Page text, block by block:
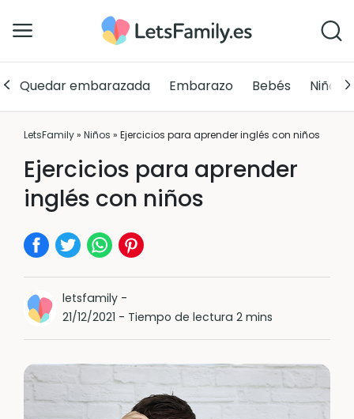
Quedar embarazada Embarazo Bebés Niños
LetsFamily» Niños » Ejercicios para aprender inglés con niños
Ejercicios para aprender
inglés con niños
letsfamily -
21/12/2021 - Tiempo de lectura 2 mins